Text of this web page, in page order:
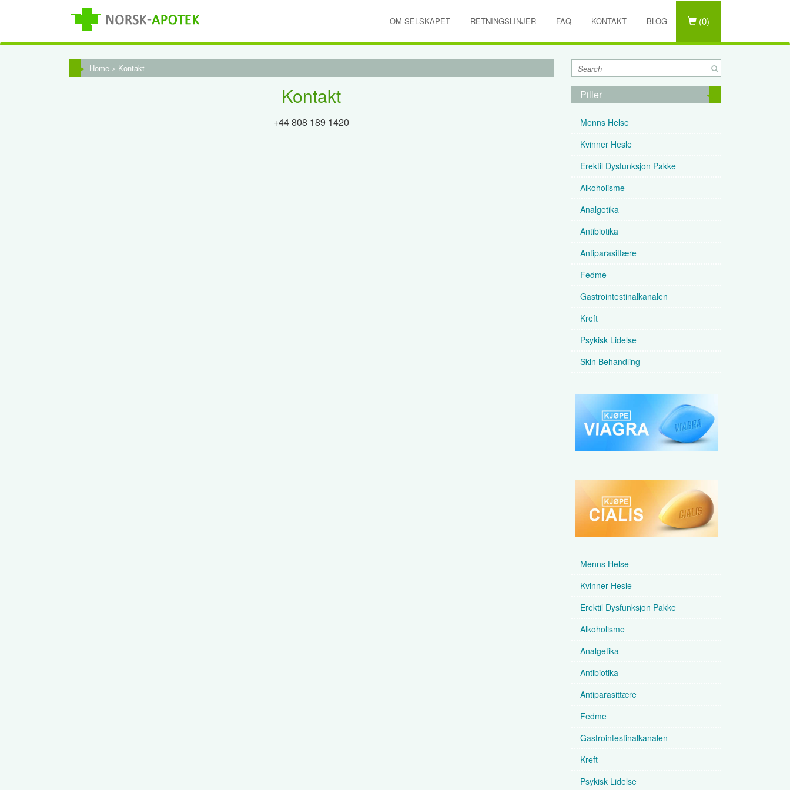
(0)
OM SELSKAPET RETNINGSLINJER FAQ KONTAKT BLOG
Home ▹ Kontakt
Kontakt
+44 808 189 1420
Piller
Menns Helse
Kvinner Hesle
Erektil Dysfunksjon Pakke
Alkoholisme
Analgetika
Antibiotika
Antiparasittære
Fedme
Gastrointestinalkanalen
Kreft
Psykisk Lidelse
Skin Behandling
Menns Helse
Kvinner Hesle
Erektil Dysfunksjon Pakke
Alkoholisme
Analgetika
Antibiotika
Antiparasittære
Fedme
Gastrointestinalkanalen
Kreft
Psykisk Lidelse